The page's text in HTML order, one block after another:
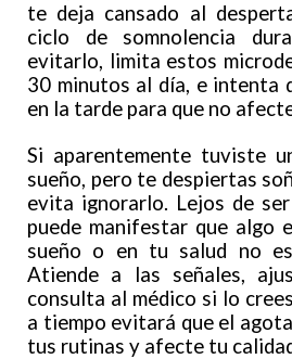
te deja cansado al
ciclo de somnolencia
evitarlo, limita estos
30 minutos al día, e intenta
en la tarde para que no
Si aparentemente tuviste
sueño, pero te despiertas
evita ignorarlo. Lejos de
puede manifestar que algo
sueño o en tu salud no
Atiende a las señales,
consulta al médico si lo
a tiempo evitará que el
tus rutinas y afecte tu